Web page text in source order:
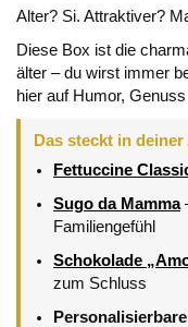
Alter? Si. Attraktiver?
Diese Box ist die
älter – du wirst immer
hier auf Humor,
Das steckt in
Fettuccine
Sugo da Mamma
Familiengefühl
Schokolade
zum Schluss